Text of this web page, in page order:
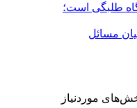
طلبگی است؛
مسائل
موردنیاز